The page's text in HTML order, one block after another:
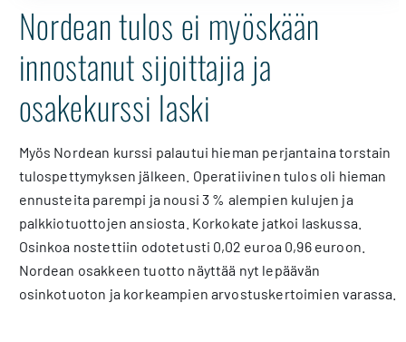
lyhyellä tähtäimellä.
Nordean tulos ei myöskään
innostanut sijoittajia ja
osakekurssi laski
Myös Nordean kurssi palautui hieman perjantaina torstain
tulospettymyksen jälkeen. Operatiivinen tulos oli hieman
ennusteita parempi ja nousi 3 % alempien kulujen ja
palkkiotuottojen ansiosta. Korkokate jatkoi laskussa.
Osinkoa nostettiin odotetusti 0,02 euroa 0,96 euroon.
Nordean osakkeen tuotto näyttää nyt lepäävän
osinkotuoton ja korkeampien arvostuskertoimien varassa.